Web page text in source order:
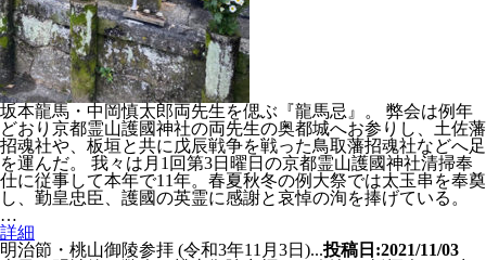
坂本龍馬・中岡慎太郎両先生を偲ぶ『龍馬忌』。 弊会は例年
どおり京都霊山護國神社の両先生の奥都城へお参りし、土佐藩
招魂社や、板垣と共に戊辰戦争を戦った鳥取藩招魂社などへ足
を運んだ。 我々は月1回第3日曜日の京都霊山護國神社清掃奉
仕に従事して本年で11年。春夏秋冬の例大祭では太玉串を奉奠
し、勤皇忠臣、護國の英霊に感謝と哀悼の洵を捧げている。
…
詳細
明治節・桃山御陵参拝 (令和3年11月3日)...投稿日:2021/11/03